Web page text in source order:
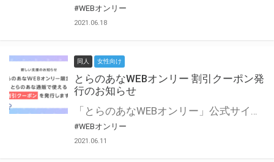
#WEBオンリー
2021.06.18
同人 女性向け
とらのあなWEBオンリー 割引クーポン発
行のお知らせ
「とらのあなWEBオンリー」公式サイトでとらのあな通販の「割引クーポン」を配布中！ イベントごとに開催当日限定で使える割引クーポンのシリアルコードを発行します。 とらのあなWEBオンリーのページをチェックして、イベント当日にお得にお買い物を楽しみましょう♪ ※本キャンペーンは予告なく終了する場合がございます。 とらのあなWEBオンリーサイトはこちら
#WEBオンリー
2021.06.11